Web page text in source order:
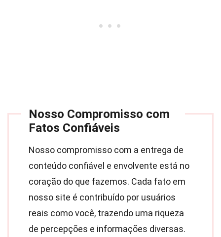
Nosso Compromisso com
Fatos Confiáveis
Nosso compromisso com a entrega de
conteúdo confiável e envolvente está no
coração do que fazemos. Cada fato em
nosso site é contribuído por usuários
reais como você, trazendo uma riqueza
de percepções e informações diversas.